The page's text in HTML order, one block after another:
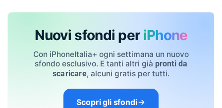
Nuovi sfondi per iPhone
Con iPhoneItalia+ ogni settimana un nuovo
sfondo esclusivo. E tanti altri già pronti da
scaricare, alcuni gratis per tutti.
Scopri gli sfondi